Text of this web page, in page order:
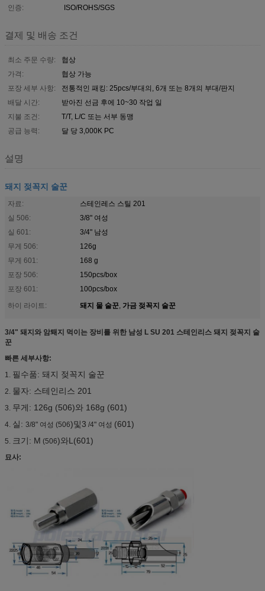
인증:
ISO/ROHS/SGS
결제 및 배송 조건
최소 주문 수량:
협상
가격:
협상 가능
포장 세부 사항:
전통적인 패킹: 25pcs/부대의, 6개 또는 8개의 부대/판지
배달 시간:
받아진 선금 후에 10~30 작업 일
지불 조건:
T/T, L/C 또는 서부 동맹
공급 능력:
달 당 3,000K PC
설명
돼지 젖꼭지 술꾼
자료:
스테인레스 스틸 201
실 506:
3/8" 여성
실 601:
3/4" 남성
무게 506:
126g
무게 601:
168 g
포장 506:
150pcs/box
포장 601:
100pcs/box
하이 라이트:
돼지 물 술꾼, 가금 젖꼭지 술꾼
3/4" 돼지와 암퇘지 먹이는 장비를 위한 남성 L SU 201 스테인리스 돼지 젖꼭지 술
꾼
빠른 세부사항:
1. 필수품: 돼지 젖꼭지 술꾼
2. 물자: 스테인리스 201
3. 무게: 126g (506)와 168g (601)
4. 실: 3/8" 여성 (506)및3 /4" 여성 (601)
5. 크기: M (506)와L(601)
묘사: